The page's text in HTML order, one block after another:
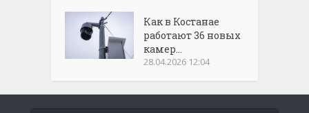
Как в Костанае
работают 36 новых
камер...
28.04.2026 12:04